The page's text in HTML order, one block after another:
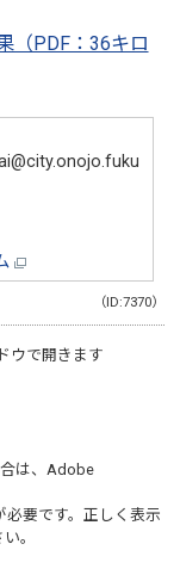
PDF：36キロ
（ID:7370）
ウで開きます
は、Adobe
必要です。正しく表示
。